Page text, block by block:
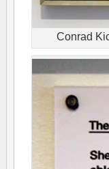
Conrad